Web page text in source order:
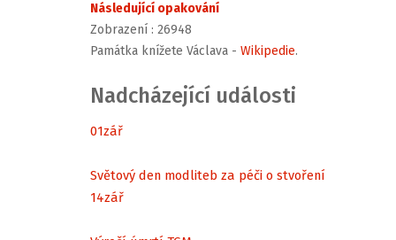
Následující opakování
Zobrazení : 26948
Památka knížete Václava - Wikipedie.
Nadcházející události
01zář
Světový den modliteb za péči o stvoření
14zář